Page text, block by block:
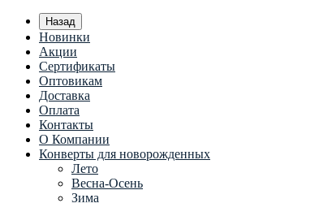
Назад
Новинки
Акции
Сертификаты
Оптовикам
Доставка
Оплата
Контакты
О Компании
Конверты для новорожденных
Лето
Весна-Осень
Зима